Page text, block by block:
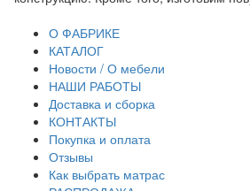
О ФАБРИКЕ
КАТАЛОГ
Новости / О мебели
НАШИ РАБОТЫ
Доставка и сборка
КОНТАКТЫ
Покупка и оплата
Отзывы
Как выбрать матрас